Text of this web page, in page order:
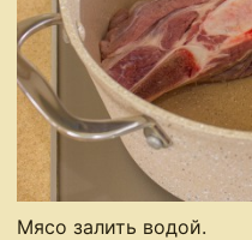
Мясо залить водой.